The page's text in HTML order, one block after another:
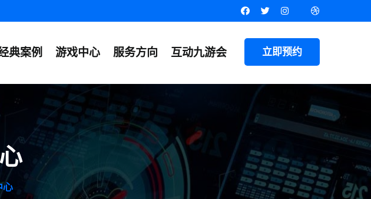
典案例 游戏中心 服务方向 互动九游会 立即预约
心